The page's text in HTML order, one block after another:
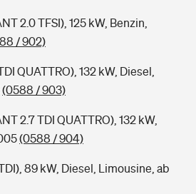
2.0 TFSI), 125 kW, Benzin,
/ 902)
QUATTRO), 132 kW, Diesel,
(0588 / 903)
2.7 TDI QUATTRO), 132 kW,
(0588 / 904)
89 kW, Diesel, Limousine, ab